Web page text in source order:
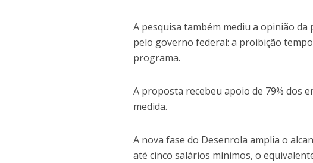
A pesquisa também mediu a opinião
pelo governo federal: a proibição
programa.
A proposta recebeu apoio de 79% dos
medida.
A nova fase do Desenrola amplia o
até cinco salários mínimos, o